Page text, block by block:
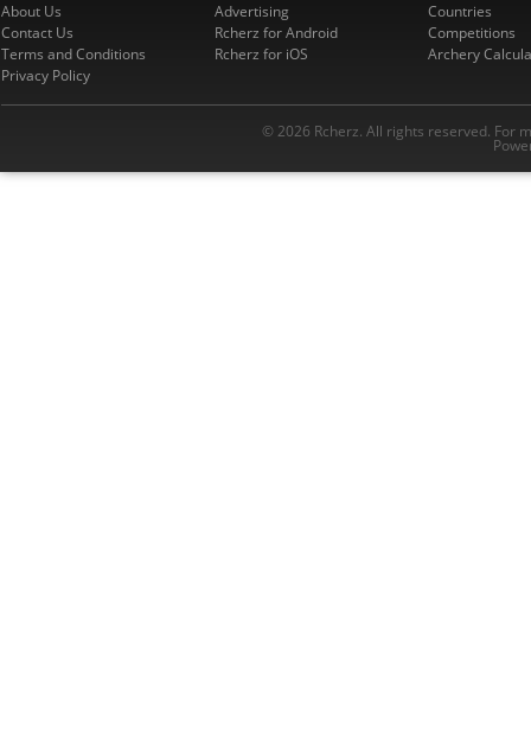
About Us
Contact Us
Terms and Conditions
Privacy Policy
Advertising
Rcherz for Android
Rcherz for iOS
Countries
Competitions
Archery
© 2026 Rcherz. All rights reserved. For